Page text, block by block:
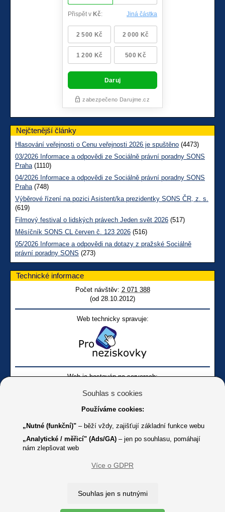
Nejčtenější články
Hlasování veřejnosti o Cenu veřejnosti 2026 je spuštěno (4473)
03/2026 Informace a odpovědi ze Sociálně právní poradny SONS
Praha(1110)
04/2026 Informace a odpovědi ze Sociálně právní poradny SONS
Praha(748)
Výběrové řízení na pozici Asistent/ka prezidentky SONS ČR, z. s.
(619)
Filmový festival o lidských právech Jeden svět 2026 (517)
Měsíčník SONS CL červen č. 123 2026 (516)
05/2026 Informace a odpovědi na dotazy z pražské Sociálně
právní poradny SONS (273)
Technické informace
Počet návštěv: 2 071 388
(od 28.10.2012)
Web technicky spravuje:
Web je hostován na serverech:
Online
Youtube SONS
K jakémukoliv užití textů a obrázků uvedených na tomto serveru je
Copyright © 2012 - 2026 SONS ČR, z. s.
Souhlas s cookies
Používáme cookies:
„Nutné (funkční)" – běží vždy, zajišťují základní funkce webu
„Analytické / měřicí" (Ads/GA) – jen po souhlasu, pomáhají
nám zlepšovat web
Více o GDPR
Souhlas jen s nutnými